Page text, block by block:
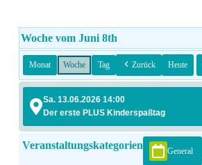
Woche vom Juni 8th
Monat Woche Tag Zurück Heute
Sa. 13.06.2026 14:00
Der erste PLUS Kinderspaßtag
Veranstaltungskategorien General